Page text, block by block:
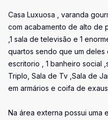
Casa Luxuosa , varanda
com acabamento de alto de
,1 sala de televisão e 1
quartos sendo que um deles
escritorio , 1 banheiro social
Triplo, Sala de Tv ,Sala de
em armários e coifa de
Na área externa possui uma